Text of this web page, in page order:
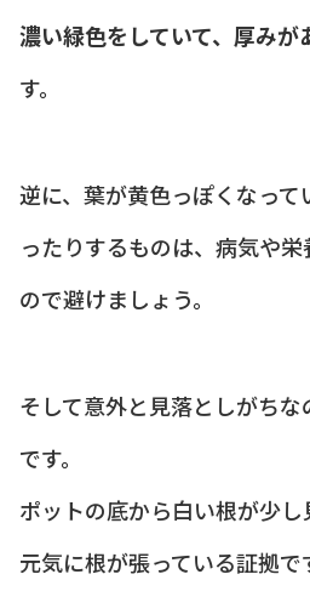
濃い緑色をしていて、厚みが
す。
逆に、葉が黄色っぽくなっ
ったりするものは、病気や
ので避けましょう。
そして意外と見落としがちな
です。
ポットの底から白い根が少し
元気に根が張っている証拠で